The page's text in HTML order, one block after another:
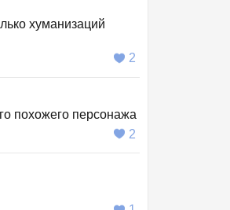
хуманизаций
2
похожего персонажа
2